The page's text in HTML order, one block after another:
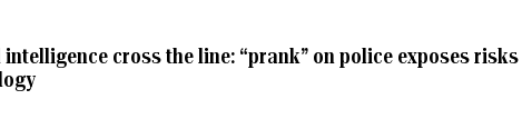
cross the line: “prank” on police exposes risks